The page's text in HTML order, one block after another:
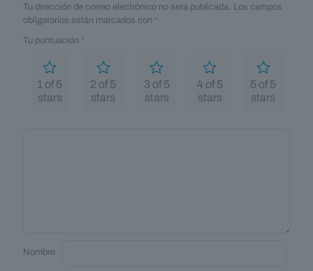
Tu dirección de correo electrónico no será publicada. Los campos
obligatorios están marcados con *
Tu puntuación *
1 of 5
stars
2 of 5
stars
3 of 5
stars
4 of 5
stars
5 of 5
stars
Nombre